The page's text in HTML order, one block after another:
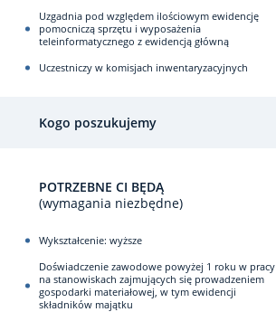
Uzgadnia pod względem ilościowym ewidencję
pomocniczą sprzętu i wyposażenia
teleinformatycznego z ewidencją główną
Uczestniczy w komisjach inwentaryzacyjnych
Kogo poszukujemy
POTRZEBNE CI BĘDĄ
(wymagania niezbędne)
Wykształcenie: wyższe
Doświadczenie zawodowe powyżej 1 roku w pracy
na stanowiskach zajmujących się prowadzeniem
gospodarki materiałowej, w tym ewidencji
składników majątku